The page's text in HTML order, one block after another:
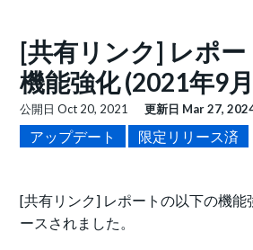
[共有リンク] レポー
機能強化 (2021年9
公開日Oct 20, 2021 更新日 Mar 27,
アップデート 限定リリース済
[共有リンク] レポートの以下の機能
ースされました。